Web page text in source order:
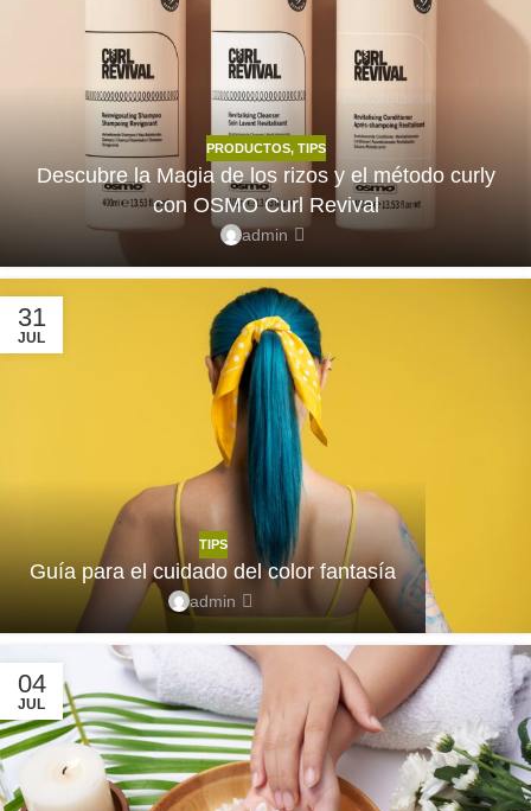
PRODUCTOS, TIPS
Descubre la Magia de los rizos y el método curly
con OSMO Curl Revival
admin
31
JUL
TIPS
Guía para el cuidado del color fantasía
admin
04
JUL